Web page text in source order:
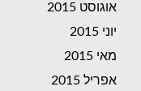
אוגוסט 2015
יוני 2015
מאי 2015
אפריל 2015